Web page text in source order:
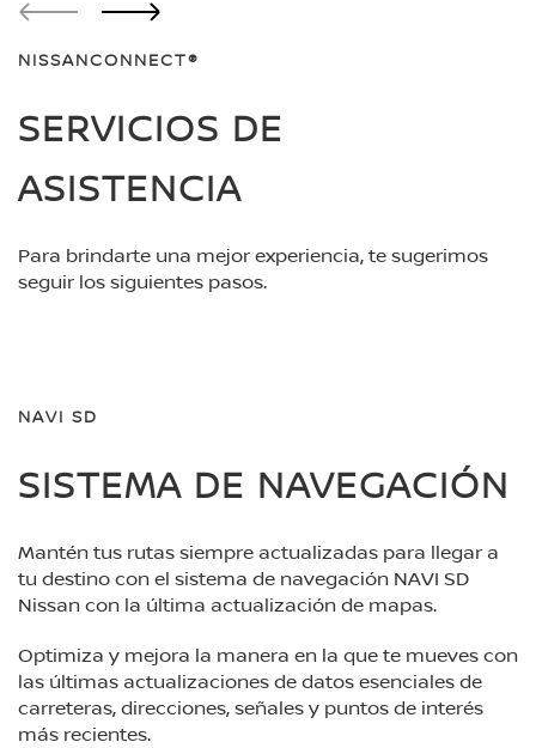
NISSANCONNECT®
SERVICIOS DE
ASISTENCIA
Para brindarte una mejor experiencia, te sugerimos
seguir los siguientes pasos.
NAVI SD
SISTEMA DE NAVEGACIÓN
Mantén tus rutas siempre actualizadas para llegar a
tu destino con el sistema de navegación NAVI SD
Nissan con la última actualización de mapas.
Optimiza y mejora la manera en la que te mueves con
las últimas actualizaciones de datos esenciales de
carreteras, direcciones, señales y puntos de interés
más recientes.